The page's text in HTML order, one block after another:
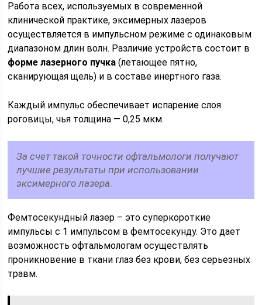
Работа всех, используемых в современной
клинической практике, эксимерных лазеров
осуществляется в импульсном режиме с одинаковым
диапазоном длин волн. Различие устройств состоит в
форме лазерного пучка (летающее пятно,
сканирующая щель) и в составе инертного газа.
Каждый импульс обеспечивает испарение слоя
роговицы, чья толщина — 0,25 мкм.
За счет такой точности офтальмологи получают
лучшие результаты при использовании
эксимерного лазера.
Фемтосекундный лазер – это суперкороткие
импульсы с 1 импульсом в фемтосекунду. Это дает
возможность офтальмологам осуществлять
проникновение в ткани глаз без крови, без серьезных
травм.